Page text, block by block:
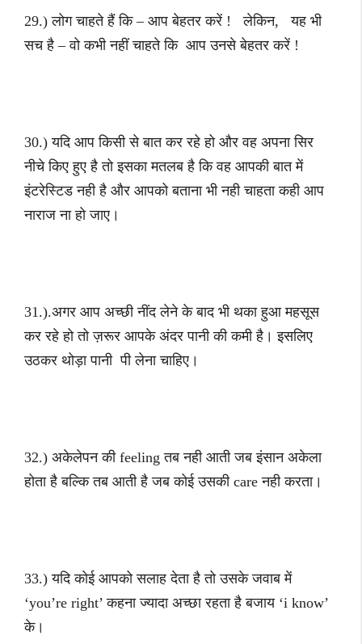
29.) लोग चाहते हैं कि – आप बेहतर करें ! लेकिन, यह भी
सच है – वो कभी नहीं चाहते कि आप उनसे बेहतर करें !
30.) यदि आप किसी से बात कर रहे हो और वह अपना सिर
नीचे किए हुए है तो इसका मतलब है कि वह आपकी बात में
इंटरेस्टिड नही है और आपको बताना भी नही चाहता कही आप
नाराज ना हो जाए।
31.).अगर आप अच्छी नींद लेने के बाद भी थका हुआ महसूस
कर रहे हो तो ज़रूर आपके अंदर पानी की कमी है। इसलिए
उठकर थोड़ा पानी पी लेना चाहिए।
32.) अकेलेपन की feeling तब नही आती जब इंसान अकेला
होता है बल्कि तब आती है जब कोई उसकी care नही करता।
33.) यदि कोई आपको सलाह देता है तो उसके जवाब में
‘you’re right’ कहना ज्यादा अच्छा रहता है बजाय ‘i know’
के।